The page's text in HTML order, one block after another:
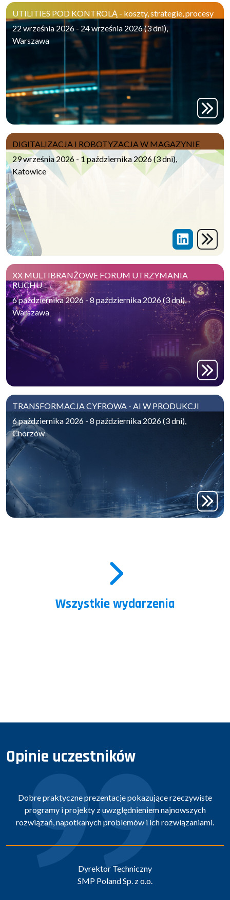
UTILITIES POD KONTROLĄ - koszty, strategie, procesy
22 września 2026 - 24 września 2026 (3 dni),
Warszawa
DIGITALIZACJA I ROBOTYZACJA W MAGAZYNIE
29 września 2026 - 1 października 2026 (3 dni),
Katowice
XX MULTIBRANŻOWE FORUM UTRZYMANIA
RUCHU
6 października 2026 - 8 października 2026 (3 dni),
Warszawa
TRANSFORMACJA CYFROWA - AI W PRODUKCJI
6 października 2026 - 8 października 2026 (3 dni),
Chorzów
Wszystkie wydarzenia
Opinie uczestników
Dobre praktyczne prezentacje pokazujące rzeczywiste
programy i projekty z uwzględnieniem najnowszych
rozwiązań, napotkanych problemów i ich rozwiązaniami.
Dyrektor Techniczny
SMP Poland Sp. z o.o.